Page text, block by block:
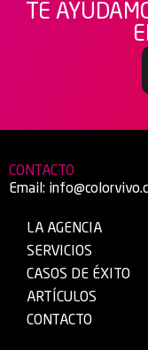
TE
CONTACTO
Email:
LA AGENCIA
SERVICIOS
CASOS DE ÉXITO
ARTÍCULOS
CONTACTO